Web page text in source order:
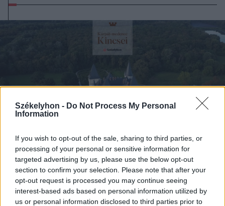
Székelyhon - Do Not Process My Personal
Information
If you wish to opt-out of the sale, sharing to third parties, or
processing of your personal or sensitive information for
targeted advertising by us, please use the below opt-out
section to confirm your selection. Please note that after your
opt-out request is processed you may continue seeing
interest-based ads based on personal information utilized by
us or personal information disclosed to third parties prior to
2025. április 15., kedd
Kárpát-medence kincsei: az
Andrássy-kastély